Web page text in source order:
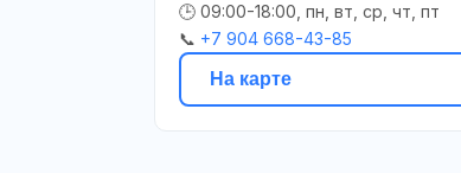
🕒 09:00-18:00, пн, вт, ср, чт, пт
📞 +7 904 668-43-85
На карте